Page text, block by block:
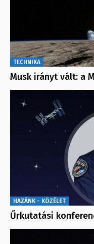
TECHNIKA
Musk irányt vált: a
HAZÁNK - KÖZÉLET
Űrkutatási